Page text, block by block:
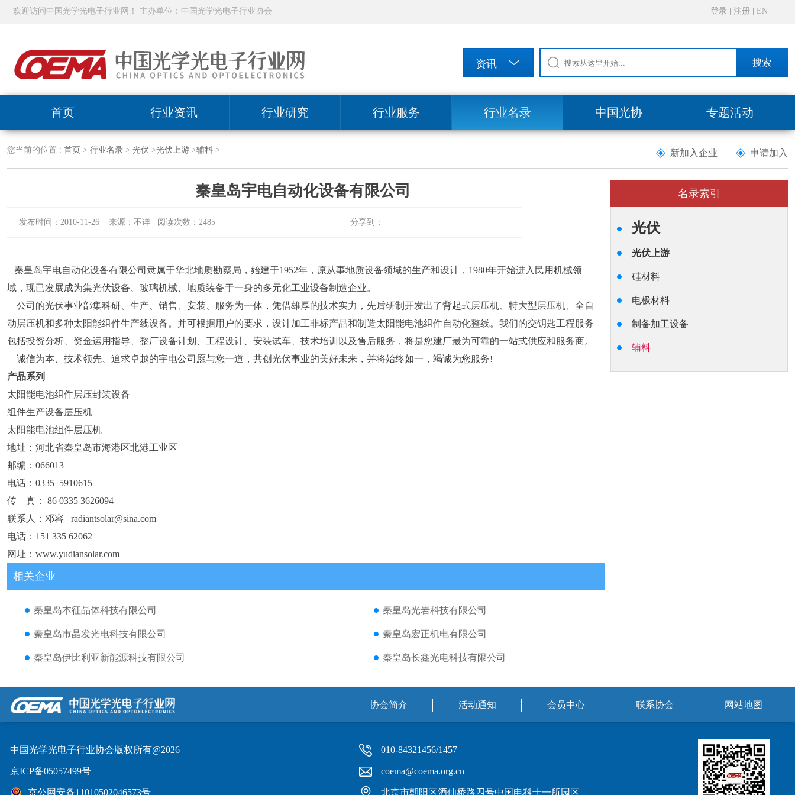
欢迎访问中国光学光电子行业网！ 主办单位：中国光学光电子行业协会 登录 注册 EN
搜索
首页 行业资讯 行业研究 行业服务 行业名录 中国光协 专题活动
您当前的位置 : 首页 > 行业名录 > 光伏 >光伏上游 >辅料 > 新加入企业 申请加入
秦皇岛宇电自动化设备有限公司
发布时间：2010-11-26 来源：不详 阅读次数：2485 分享到：
秦皇岛宇电自动化设备有限公司隶属于华北地质勘察局，始建于1952年，原从事地质设备领域的生产和设计，1980年开始进入民用机械领
域，现已发展成为集光伏设备、玻璃机械、地质装备于一身的多元化工业设备制造企业。
公司的光伏事业部集科研、生产、销售、安装、服务为一体，凭借雄厚的技术实力，先后研制开发出了背起式层压机、特大型层压机、全自
动层压机和多种太阳能组件生产线设备。并可根据用户的要求，设计加工非标产品和制造太阳能电池组件自动化整线。我们的交钥匙工程服务
包括投资分析、资金运用指导、整厂设备计划、工程设计、安装试车、技术培训以及售后服务，将是您建厂最为可靠的一站式供应和服务商。
诚信为本、技术领先、追求卓越的宇电公司愿与您一道，共创光伏事业的美好未来，并将始终如一，竭诚为您服务!
产品系列
太阳能电池组件层压封装设备
组件生产设备层压机
太阳能电池组件层压机
地址：河北省秦皇岛市海港区北港工业区
邮编：066013
电话：0335–5910615
传 真： 86 0335 3626094
联系人：邓容 radiantsolar@sina.com
电话：151 335 62062
网址：www.yudiansolar.com
相关企业
秦皇岛光岩科技有限公司
秦皇岛本征晶体科技有限公司
秦皇岛宏正机电有限公司
秦皇岛市晶发光电科技有限公司
秦皇岛长鑫光电科技有限公司
秦皇岛伊比利亚新能源科技有限公司
名录索引
光伏
光伏上游
硅材料
电极材料
制备加工设备
辅料
协会简介 活动通知 会员中心 联系协会 网站地图
中国光学光电子行业协会版权所有@2026
京ICP备05057499号
京公网安备11010502046573号
010-84321456/1457
coema@coema.org.cn
北京市朝阳区酒仙桥路四号中国电科十一所园区